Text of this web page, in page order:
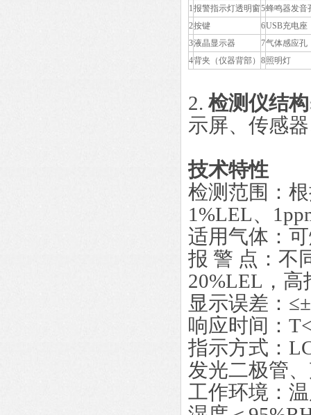
1报警指示灯透明窗5蜂鸣器发音
2按键 6USB充电座
3液晶显示器 7气体感应孔
4背夹（仪器背部） 8照明灯
2. 检测仪结
示屏、传感
技术特性
检测范围：
1%LEL、
适用气体：
报 警 点：不
20%LEL，高
显示误差：
响应时间：
指示方式：
发光二极管
工作环境：